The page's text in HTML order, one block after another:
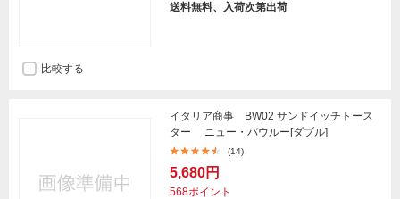
送料無料、入荷次第出荷
比較する
イタリア商事 BW02 サンドイッチトース
ター ニュー・バウルー[ダブル]
(14)
5,680円
568ポイント